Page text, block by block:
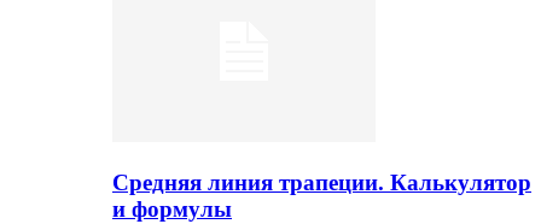
Средняя линия трапеции. Калькулятор
и формулы